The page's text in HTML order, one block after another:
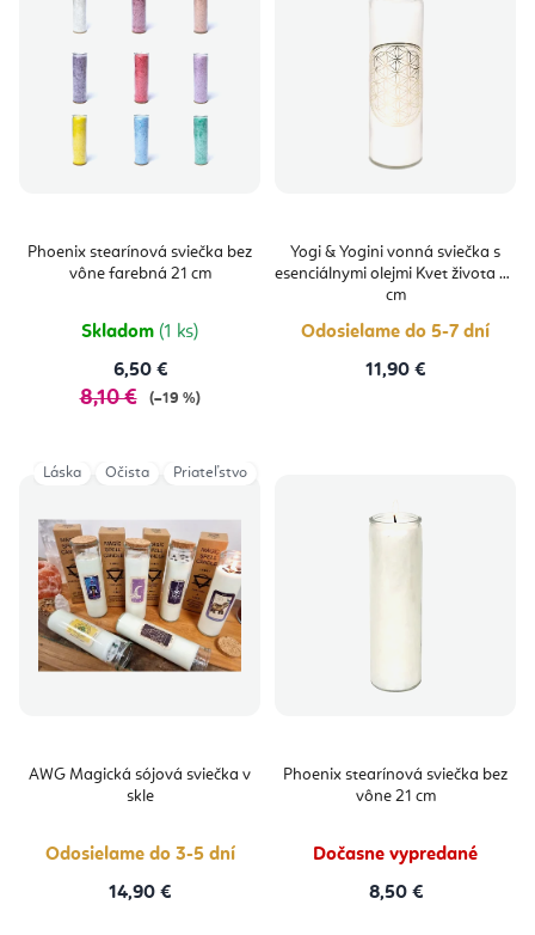
Phoenix stearínová sviečka bez
vône farebná 21 cm
Skladom (1 ks)
6,50 €
8,10 € (–19 %)
Yogi & Yogini vonná sviečka s
esenciálnymi olejmi Kvet života 21
cm
Odosielame do 5-7 dní
11,90 €
AWG Magická sójová sviečka v
skle
Odosielame do 3-5 dní
14,90 €
Láska Očista Priateľstvo
Phoenix stearínová sviečka bez
vône 21 cm
Dočasne vypredané
8,50 €